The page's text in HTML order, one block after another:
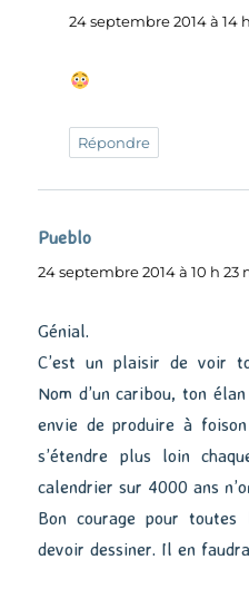
24 septembre 2014 à 14
Répondre
Pueblo
24 septembre 2014 à 10 h 23
Génial.
C’est un plaisir de voir
Nom d’un caribou, ton
envie de produire à
s’étendre plus loin
calendrier sur 4000 ans
Bon courage pour
devoir dessiner. Il en